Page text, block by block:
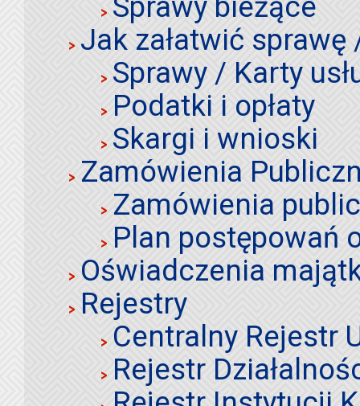
Jak załatwić sprawę
Sprawy / Karty
Podatki i opłaty
Skargi i wnioski
Zamówienia
Zamówienia
Plan postępowań
Oświadczenia
Rejestry
Centralny Rejestr
Rejestr